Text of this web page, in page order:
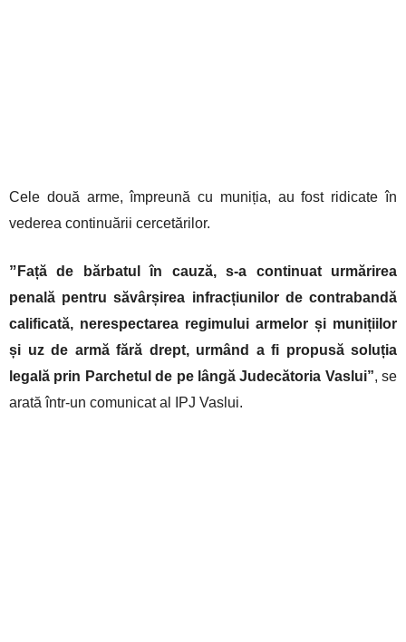
Cele două arme, împreună cu muniția, au fost ridicate în
vederea continuării cercetărilor.
” Față de bărbatul în cauză, s-a continuat urmărirea
penală pentru săvârșirea infracțiunilor de contrabandă
calificată, nerespectarea regimului armelor și munițiilor
și uz de armă fără drept, urmând a fi propusă soluția
legală prin Parchetul de pe lângă Judecătoria Vaslui”, se
arată într-un comunicat al IPJ Vaslui.